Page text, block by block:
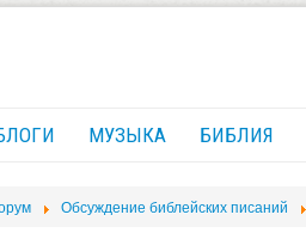
МУЗЫКА БИБЛИЯ
Обсуждение библейских писаний